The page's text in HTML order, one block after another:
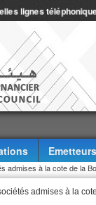
lignes
Emetteurs
admises à la cote de la
admises à la